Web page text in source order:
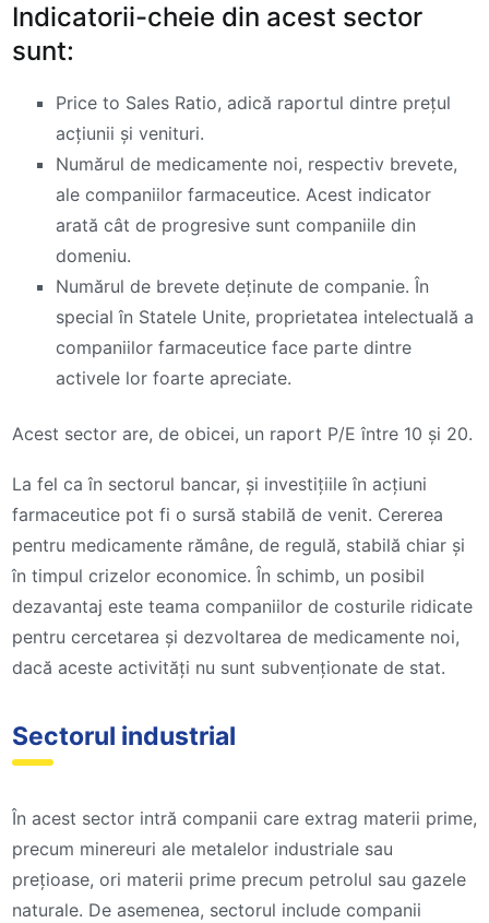
Indicatorii-cheie din acest sector
sunt:
Price to Sales Ratio, adică raportul dintre prețul
acțiunii și venituri.
Numărul de medicamente noi, respectiv brevete,
ale companiilor farmaceutice. Acest indicator
arată cât de progresive sunt companiile din
domeniu.
Numărul de brevete deținute de companie. În
special în Statele Unite, proprietatea intelectuală a
companiilor farmaceutice face parte dintre
activele lor foarte apreciate.
Acest sector are, de obicei, un raport P/E între 10 și 20.
La fel ca în sectorul bancar, și investițiile în acțiuni
farmaceutice pot fi o sursă stabilă de venit. Cererea
pentru medicamente rămâne, de regulă, stabilă chiar și
în timpul crizelor economice. În schimb, un posibil
dezavantaj este teama companiilor de costurile ridicate
pentru cercetarea și dezvoltarea de medicamente noi,
dacă aceste activități nu sunt subvenționate de stat.
Sectorul industrial
În acest sector intră companii care extrag materii prime,
precum minereuri ale metalelor industriale sau
prețioase, ori materii prime precum petrolul sau gazele
naturale. De asemenea, sectorul include companii